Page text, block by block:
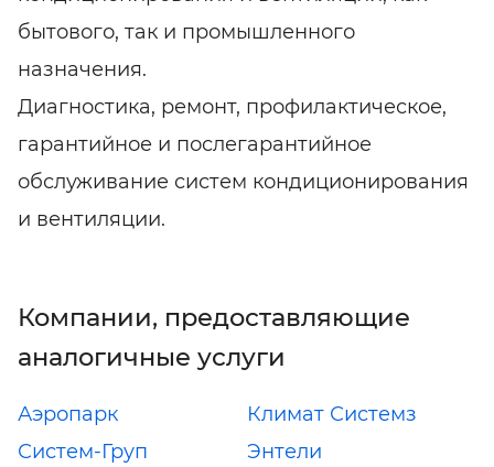
бытового, так и промышленного
назначения.
Диагностика, ремонт, профилактическое,
гарантийное и послегарантийное
обслуживание систем кондиционирования
и вентиляции.
Компании, предоставляющие
аналогичные услуги
Аэропарк
Климат Системз
Систем-Груп
Энтели